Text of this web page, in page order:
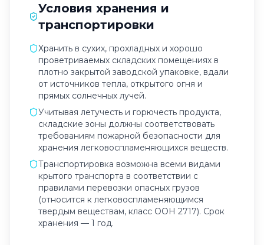
Условия хранения и
транспортировки
Хранить в сухих, прохладных и хорошо
проветриваемых складских помещениях в
плотно закрытой заводской упаковке, вдали
от источников тепла, открытого огня и
прямых солнечных лучей.
Учитывая летучесть и горючесть продукта,
складские зоны должны соответствовать
требованиям пожарной безопасности для
хранения легковоспламеняющихся веществ.
Транспортировка возможна всеми видами
крытого транспорта в соответствии с
правилами перевозки опасных грузов
(относится к легковоспламеняющимся
твердым веществам, класс ООН 2717). Срок
хранения — 1 год.